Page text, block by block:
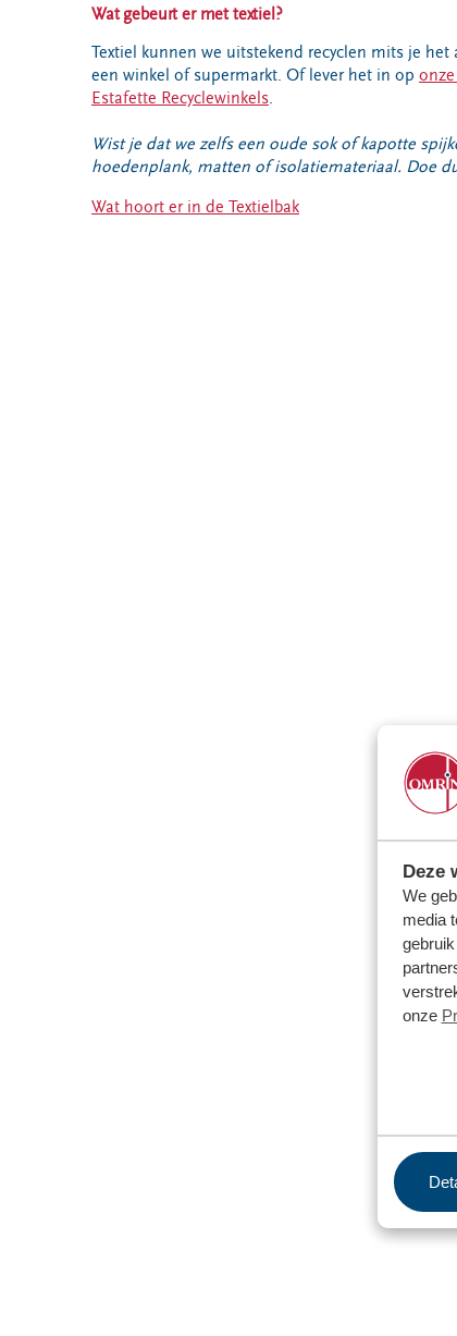
Deze
We
media
onze
Milieupas
aanvragen
Kringloopspullen
Afval aanmelden
Bouwcontainer
Hier werken
we aan
Ecopark De
Wierde
Reststoffen
Energie
Centrale
Projecten
Pers
Wat gebeurt er met textiel?
Textiel kunnen we uitstekend recyclen mits je
een winkel of supermarkt. Of lever het in op
Estafette Recyclewinkels.
Wist je dat we zelfs een oude sok of kapotte
hoedenplank, matten of isolatiemateriaal. Doe
Wat hoort er in de Textielbak